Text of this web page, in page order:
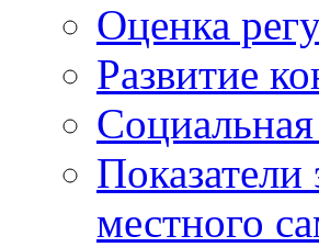
Оценка
Развитие
местного